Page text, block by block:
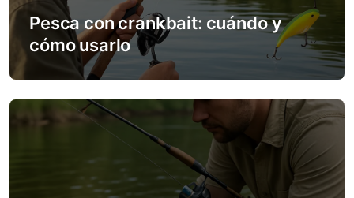
a
t
i
o
Pesca con crankbait: cuándo y
cómo usarlo